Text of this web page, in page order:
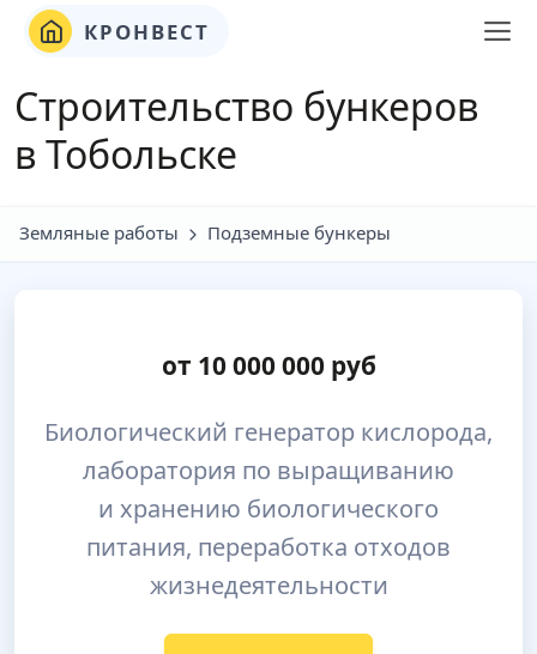
КРОНВЕСТ
Строительство бункеров
в Тобольске
Земляные работы Подземные бункеры
от 10 000 000руб
Биологический генератор кислорода,
лаборатория по выращиванию
и хранению биологического
питания, переработка отходов
жизнедеятельности